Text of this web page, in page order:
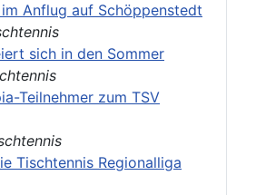
Anflug auf Schöppenstedt
sich in den Sommer
Teilnehmer zum TSV
Tischtennis Regionalliga